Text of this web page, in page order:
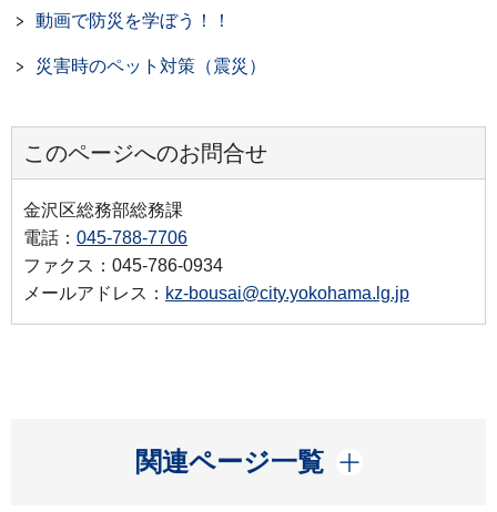
動画で防災を学ぼう！！
災害時のペット対策（震災）
このページへのお問合せ
金沢区総務部総務課
電話： 045-788-7706
ファクス：045-786-0934
メールアドレス： kz-bousai@city.yokohama.lg.jp
関連ページ一覧
開く